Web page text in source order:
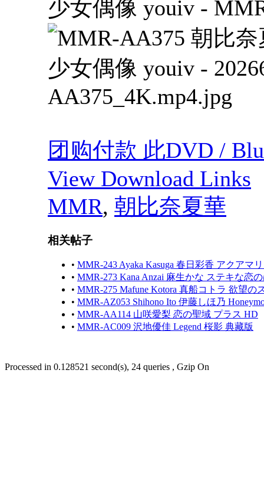
团购付款 此DVD /
View Download Links
MMR, 朝比奈夏華
相关帖子
• MMR-243 Ayaka Kasuga 春日彩香 アクアマ
• MMR-273 Kana Anzai 麻生かな ステキな恋
• MMR-275 Mafune Kotora 真船コトラ 欲望の
• MMR-AZ053 Shihono Ito 伊藤しほ乃
• MMR-AA114 山咲愛梨 恋の聖域 プラス HD
• MMR-AC009 沢地優佳 Legend 桜影 典藏版
Processed in 0.128521 second(s), 24 queries , Gzip On